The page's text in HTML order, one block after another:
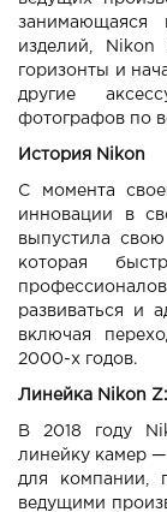
занимающаяся
изделий,
горизонты и
другие
фотографов по
История Nikon
С момента
инновации в
выпустила
которая
развиваться и
включая
2000-х годов.
Линейка Nikon
В 2018 году
линейку камер
для компании,
ведущими